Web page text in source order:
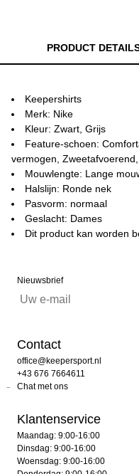
PRODUCT
Keepershirts
Merk: Nike
Kleur: Zwart, Grijs
Feature-schoen:
vermogen,
Mouwlengte: Lange
Halslijn: Ronde nek
Pasvorm: normaal
Geslacht: Dames
Dit product kan worden
Nieuwsbrief
Contact
office@keepersport.nl
+43 676 7664611
Chat met ons
Klantenservice
Maandag: 9:00-16:00
Dinsdag: 9:00-16:00
Woensdag: 9:00-16:00